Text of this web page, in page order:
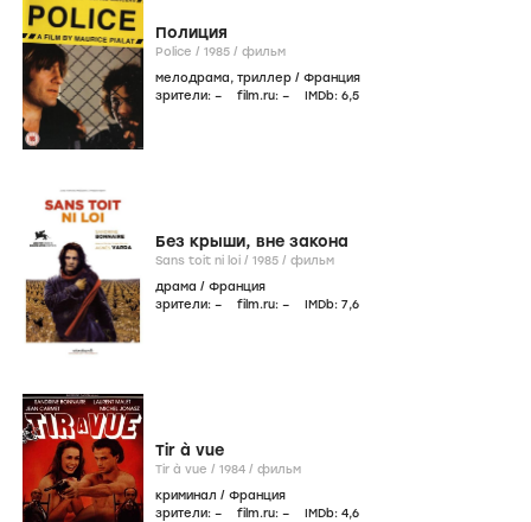
Полиция
Police / 1985 / фильм
мелодрама, триллер / Франция
зрители: – film.ru: – IMDb: 6,5
Без крыши, вне закона
Sans toit ni loi / 1985 / фильм
драма / Франция
зрители: – film.ru: – IMDb: 7,6
Tir à vue
Tir à vue / 1984 / фильм
криминал / Франция
зрители: – film.ru: – IMDb: 4,6